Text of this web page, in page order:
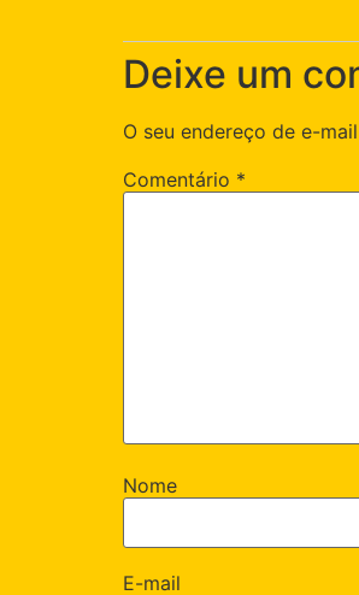
Deixe um
O seu endereço de e-
Comentário *
Nome
E-mail